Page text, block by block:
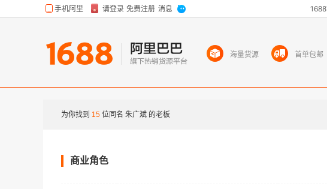
海量货源 首单包邮
为你找到 15 位同名 朱广斌 的老板
商业角色